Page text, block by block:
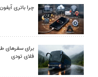
چرا باتری آیفون زود
برای سفرهای
فلای تودی